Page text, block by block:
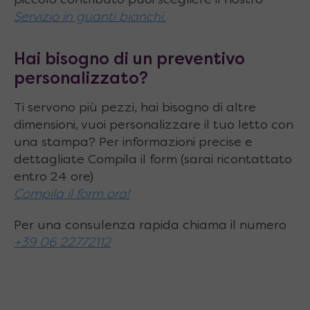
Dimensioni tutto chiuso
cm
Estensionipossibili piano tavolo: 122 ⇄ 172
⇄ 222 ⇄ 272 ⇄ 322 cm
Larghezza piano (fissa): ⇿ 80 cm
Altezza piano: 41 ⇵ 76 cm
Tipo di allunghe: 2 interne e 2 esterne
Numero e dimensioni allunghe
: 4 da 80 x 50
cm
Servizio in guanti bianchi.
Hai bisogno di un preventivo
personalizzato?
Ti servono più pezzi, hai bisogno di altre
dimensioni, vuoi personalizzare il tuo letto con
una stampa? Per informazioni precise e
dettagliate Compila il form (sarai ricontattato
entro 24 ore)
Compila il form ora!
Per una consulenza rapida chiama il numero
+39 06 22772112